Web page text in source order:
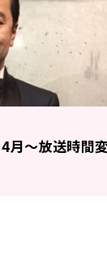
月～放送時間